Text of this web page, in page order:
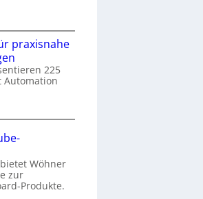
praxisnahe
225
Automation
Wöhner
zur
Produkte.